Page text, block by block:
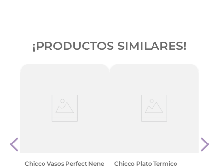
¡PRODUCTOS SIMILARES!
Chicco Vasos Perfect Nene
Chicco Plato Termico